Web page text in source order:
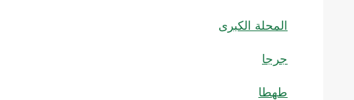
المحلة الكبرى
جرجا
طهطا